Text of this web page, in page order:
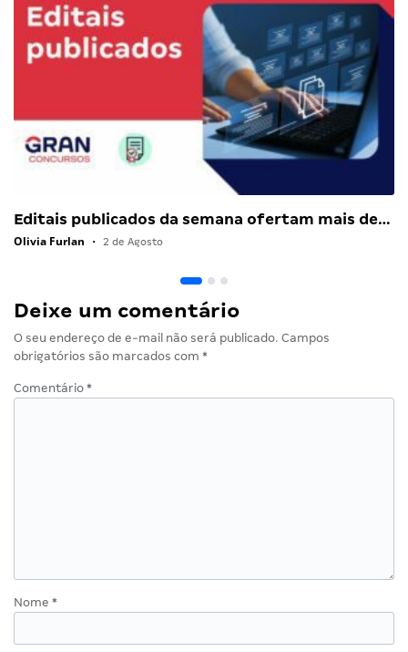
Editais publicados da semana ofertam mais de…
Olivia Furlan • 2 de Agosto
Deixe um comentário
O seu endereço de e-mail não será publicado. Campos
obrigatórios são marcados com *
Comentário *
Nome *